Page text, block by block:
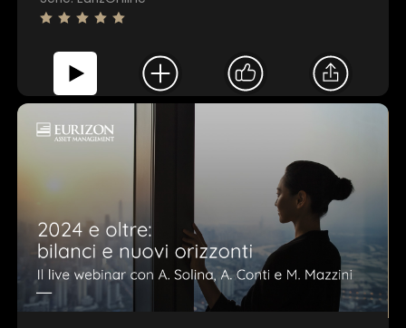
Questo sito web utilizza i cookie
annunci, per fornire funzionalità dei social media e per
analizzare il nostro traffico. Condividiamo inoltre
informazioni sul modo in cui utilizza il nostro sito con i
nostri partner che si occupano di analisi dei dati web,
pubblicità e social media, i quali potrebbero combinarle
con altre informazioni che ha fornito loro o che hanno
raccolto dal suo utilizzo dei loro servizi.